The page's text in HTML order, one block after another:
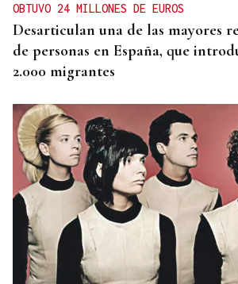
OBTUVO 24 MILLONES DE EUROS
Desarticulan una de las mayores
de personas en España, que
2.000 migrantes